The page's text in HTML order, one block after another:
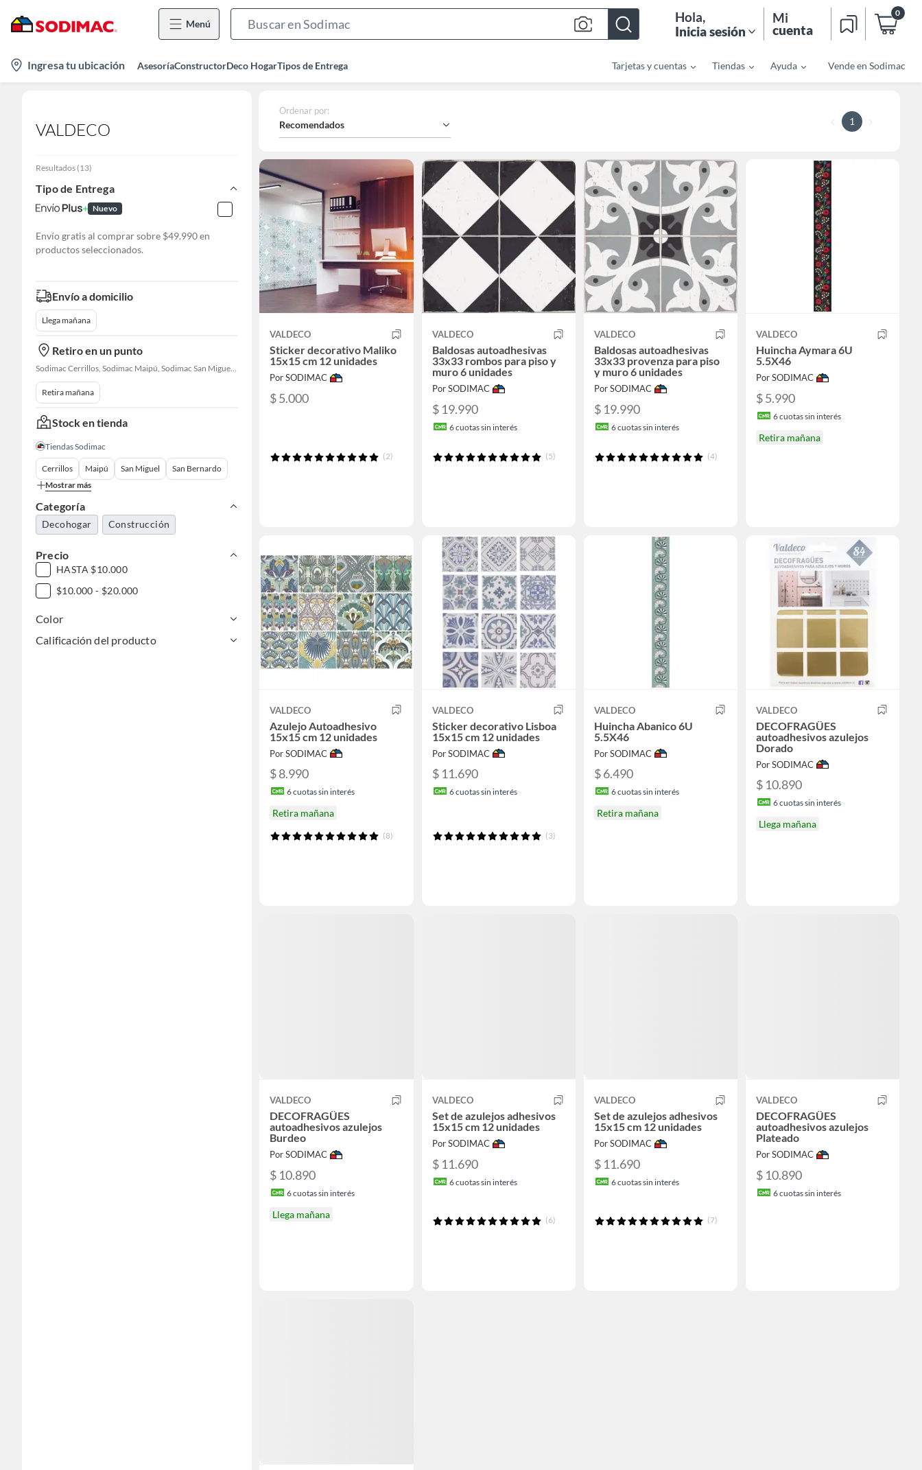
Menú
Bar
Hola,
Inicia sesión
Mi
cuenta
0
location-
icon
Ingresa tu ubicación AsesoríaConstructorDeco HogarTipos de Entrega Tarjetas y cuentas Tiendas Ayuda Vende en Sodimac
VALDECO
Resultados (13)
Tipo de Entrega
Nuevo
Envío gratis al comprar sobre $49.990 en
productos seleccionados.
Envío a domicilio
Llega mañana
Retiro en un punto
Sodimac Cerrillos, Sodimac Maipú, Sodimac San Miguel, Sodimac El Bosque, Sodimac San Bernardo, Sodimac Talagante, Sodimac San Fernando
Retira mañana
Stock en tienda
Tiendas Sodimac
Cerrillos Maipú San Miguel
San Bernardo
Mostrar más
Categoría
Decohogar Construcción
Precio
HASTA $10.000
$10.000 - $20.000
Color
Calificación del producto
Ordenar por:
Recomendados 1
VALDECO
Sticker decorativo Maliko
15x15 cm 12 unidades
Por SODIMAC
$ 5.000
(2)
VALDECO
Baldosas autoadhesivas
33x33 rombos para piso y
muro 6 unidades
Por SODIMAC
$ 19.990
6cuotas sin interés
(5)
VALDECO
Baldosas autoadhesivas
33x33 provenza para piso
y muro 6 unidades
Por SODIMAC
$ 19.990
6cuotas sin interés
(4)
VALDECO
Huincha Aymara 6U
5.5X46
Por SODIMAC
$ 5.990
6cuotas sin interés
Retira mañana
VALDECO
Azulejo Autoadhesivo
15x15 cm 12 unidades
Por SODIMAC
$ 8.990
6cuotas sin interés
Retira mañana
(8)
VALDECO
Sticker decorativo Lisboa
15x15 cm 12 unidades
Por SODIMAC
$ 11.690
6cuotas sin interés
(3)
VALDECO
Huincha Abanico 6U
5.5X46
Por SODIMAC
$ 6.490
6cuotas sin interés
Retira mañana
VALDECO
DECOFRAGÜES
autoadhesivos azulejos
Dorado
Por SODIMAC
$ 10.890
6cuotas sin interés
Llega mañana
VALDECO
DECOFRAGÜES
autoadhesivos azulejos
Burdeo
Por SODIMAC
$ 10.890
6cuotas sin interés
Llega mañana
VALDECO
Set de azulejos adhesivos
15x15 cm 12 unidades
Por SODIMAC
$ 11.690
6cuotas sin interés
(6)
VALDECO
Set de azulejos adhesivos
15x15 cm 12 unidades
Por SODIMAC
$ 11.690
6cuotas sin interés
(7)
VALDECO
DECOFRAGÜES
autoadhesivos azulejos
Plateado
Por SODIMAC
$ 10.890
6cuotas sin interés